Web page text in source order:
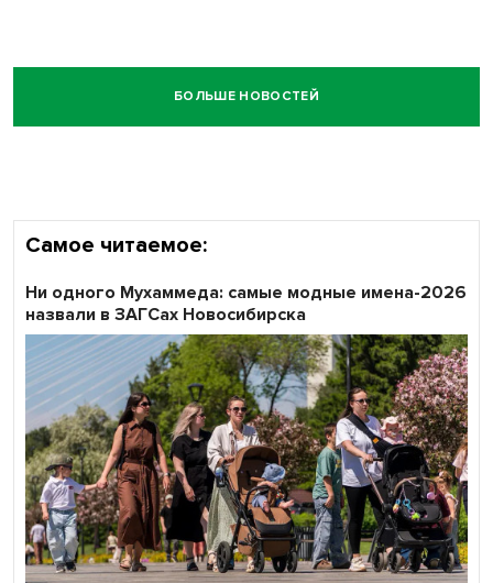
БОЛЬШЕ НОВОСТЕЙ
Самое читаемое:
Ни одного Мухаммеда: самые модные имена-2026
назвали в ЗАГСах Новосибирска